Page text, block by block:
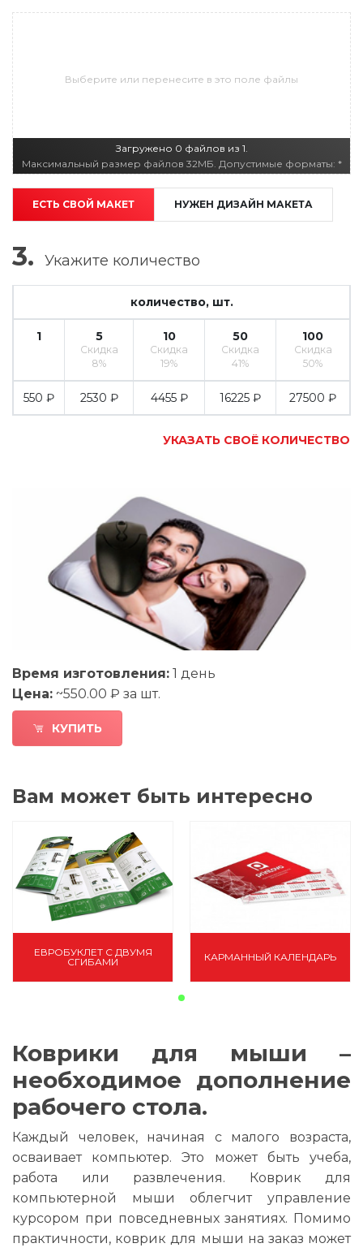
Время изготовления: 1 день
Цена: ~550.00 ₽ за шт.
КУПИТЬ
Выберите или перенесите в это поле файлы
Загружено 0 файлов из 1.
Максимальный размер файлов 32МБ. Допустимые форматы: *
ЕСТЬ СВОЙ МАКЕТ НУЖЕН ДИЗАЙН МАКЕТА
3. Укажите количество
количество, шт.
1 5
Скидка
8%
10
Скидка
19%
50
Скидка
41%
100
Скидка
50%
550 ₽ 2530 ₽ 4455 ₽ 16225 ₽ 27500 ₽
УКАЗАТЬ СВОЁ КОЛИЧЕСТВО
Вам может быть интересно
ЕВРОБУКЛЕТ С ДВУМЯ
СГИБАМИ
КАРМАННЫЙ КАЛЕНДАРЬ
Коврики для мыши –
необходимое дополнение
рабочего стола.
Каждый человек, начиная с малого возраста,
осваивает компьютер. Это может быть учеба,
работа или развлечения. Коврик для
компьютерной мыши облегчит управление
курсором при повседневных занятиях. Помимо
практичности, коврик для мыши на заказ может